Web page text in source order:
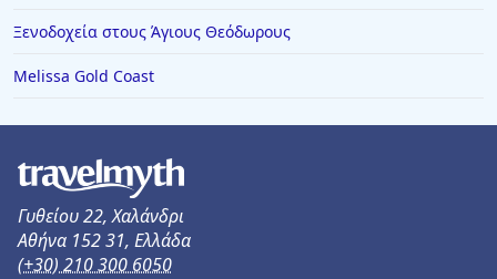
Ξενοδοχεία στους Άγιους Θεόδωρους
Melissa Gold Coast
Γυθείου 22, Χαλάνδρι
Αθήνα 152 31, Ελλάδα
(+30) 210 300 6050